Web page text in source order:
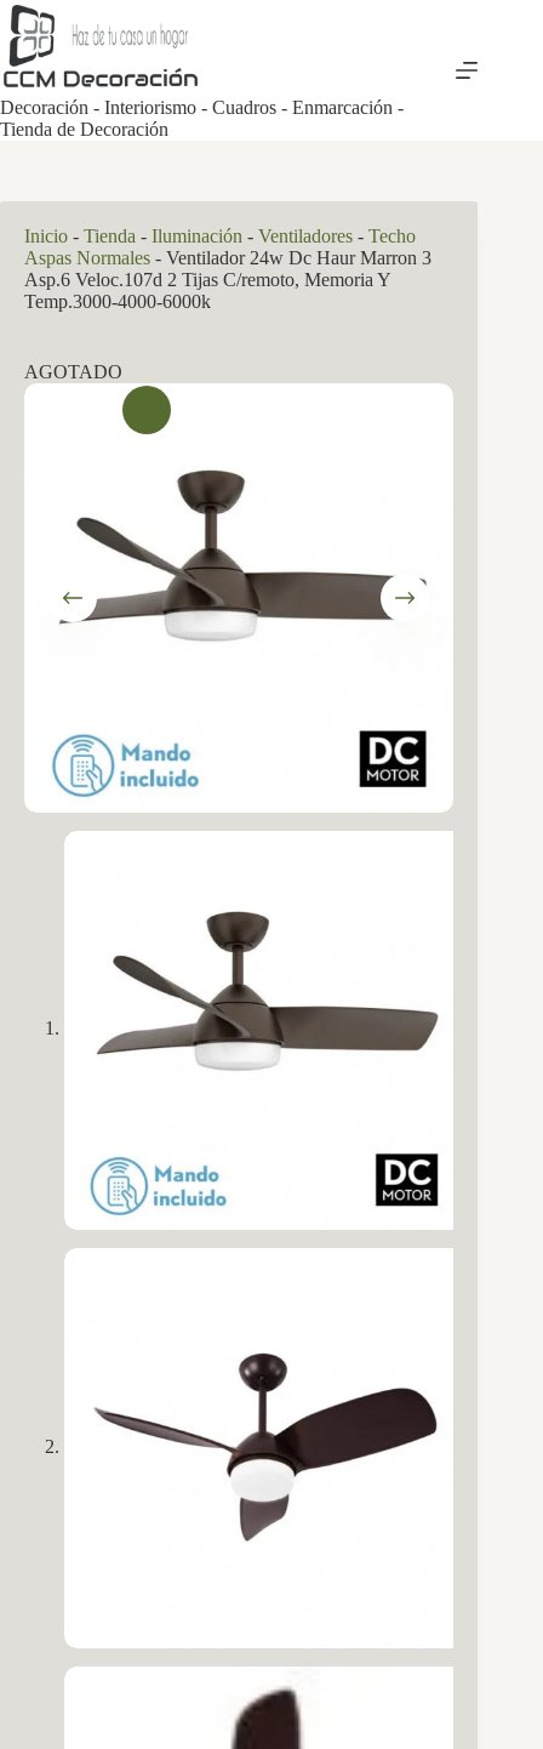
Saltar
al
contenido
Decoración - Interiorismo - Cuadros - Enmarcación -
Tienda de Decoración
Inicio - Tienda - Iluminación - Ventiladores - Techo
Aspas Normales - Ventilador 24w Dc Haur Marron 3
Asp.6 Veloc.107d 2 Tijas C/remoto, Memoria Y
Temp.3000-4000-6000k
AGOTADO